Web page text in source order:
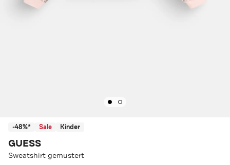
-48%* Sale Kinder
GUESS
Sweatshirt gemustert